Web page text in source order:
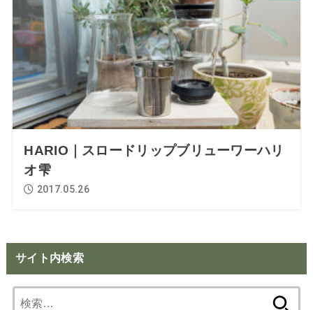
HARIO｜スロードリップブリューワーハリ
オ雫
2017.05.26
サイト内検索